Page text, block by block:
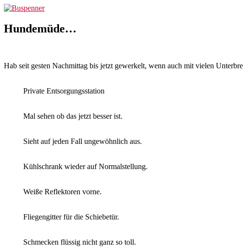
Zum
springen
Hundemüde…
Hab seit gesten Nachmittag bis jetzt gewerkelt, wenn auch mit vielen
Private Entsorgungsstation
Mal sehen ob das jetzt besser ist.
Sieht auf jeden Fall ungewöhnlich aus.
Kühlschrank wieder auf Normalstellung.
Weiße Reflektoren vorne.
Fliegengitter für die Schiebetür.
Schmecken flüssig nicht ganz so toll.